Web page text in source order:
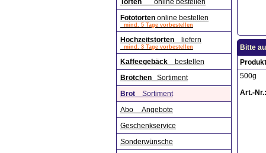
Torten online bestellen
Fototorten online bestellen
mind. 5 Tage vorbestellen
Hochzeitstorten liefern
mind. 3 Tage vorbestellen
Kaffeegebäck bestellen
Brötchen
Sortiment
Brot Sortiment
Abo Angebote
Geschenkservice
Sonderwünsche
Bitte
Produkt
500g
Art.-Nr.: